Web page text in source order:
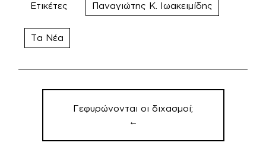
Ετικέτες Παναγιώτης Κ. Ιωακειμίδης
Τα Νέα
Πλοήγηση
άρθρωνΓεφυρώνονται οι διχασμοί;
←